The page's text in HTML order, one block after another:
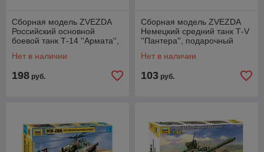
Сборная модель ZVEZDA
Российский основной
боевой танк Т-14 ''Армата'',
Нет в наличии
198 руб.
Сборная модель ZVEZDA
Немецкий средний танк Т-V
''Пантера'', подарочный
Нет в наличии
103 руб.